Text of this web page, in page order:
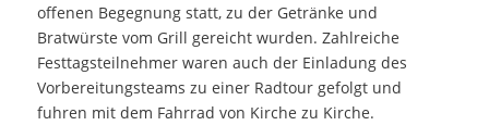
offenen Begegnung statt, zu der Getränke und
Bratwürste vom Grill gereicht wurden. Zahlreiche
Festtagsteilnehmer waren auch der Einladung des
Vorbereitungsteams zu einer Radtour gefolgt und
fuhren mit dem Fahrrad von Kirche zu Kirche.